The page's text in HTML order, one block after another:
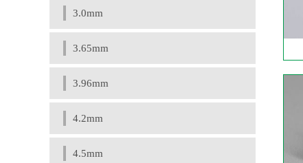
3.0mm
3.65mm
3.96mm
4.2mm
4.5mm